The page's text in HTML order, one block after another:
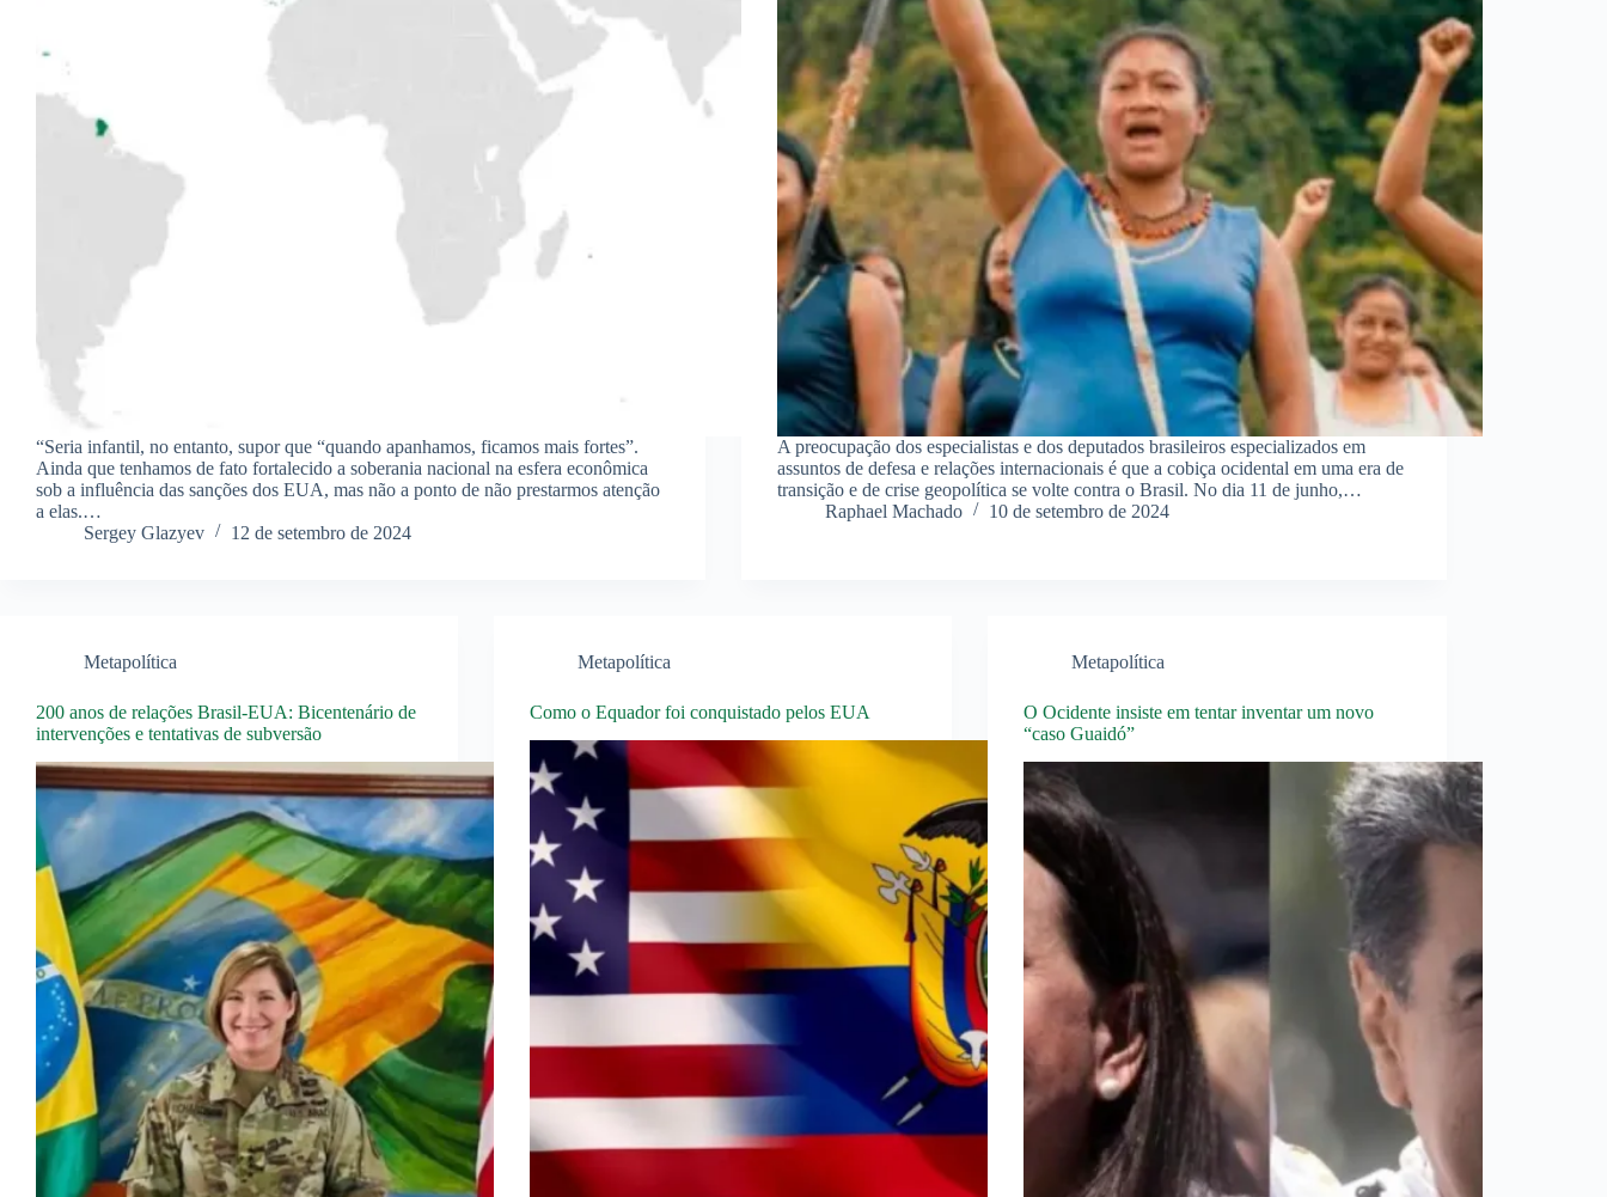
“Seria infantil, no entanto, supor que “quando apanhamos, ficamos mais fortes”.
Ainda que tenhamos de fato fortalecido a soberania nacional na esfera econômica
sob a influência das sanções dos EUA, mas não a ponto de não prestarmos atenção
a elas.…
Sergey Glazyev
12 de setembro de 2024
A preocupação dos especialistas e dos deputados brasileiros especializados em
assuntos de defesa e relações internacionais é que a cobiça ocidental em uma era de
transição e de crise geopolítica se volte contra o Brasil. No dia 11 de junho,…
Raphael Machado
10 de setembro de 2024
Metapolítica
200 anos de relações Brasil-EUA: Bicentenário de
intervenções e tentativas de subversão
Metapolítica
Como o Equador foi conquistado pelos EUA
Metapolítica
O Ocidente insiste em tentar inventar um novo
“caso Guaidó”